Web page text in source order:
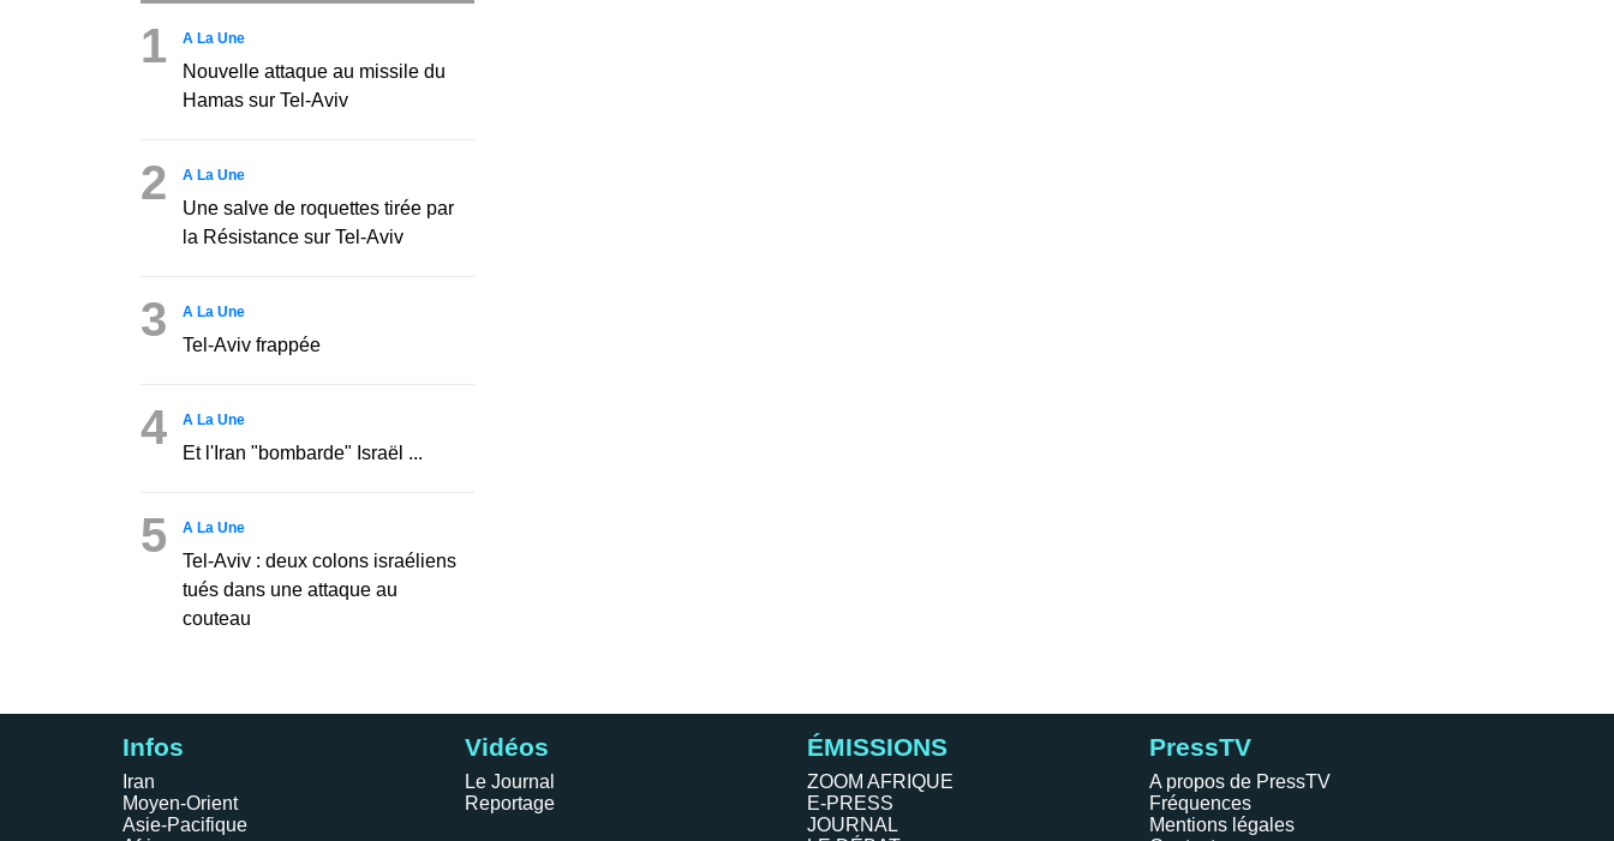
1 A La Une
Nouvelle attaque au missile du
Hamas sur Tel-Aviv
2 A La Une
Une salve de roquettes tirée par
la Résistance sur Tel-Aviv
3 A La Une
Tel-Aviv frappée
4 A La Une
Et l'Iran "bombarde" Israël ...
5 A La Une
Tel-Aviv : deux colons israéliens
tués dans une attaque au
couteau
Infos
Iran
Moyen-Orient
Asie-Pacifique
Vidéos
Le Journal
Reportage
ÉMISSIONS
ZOOM AFRIQUE
E-PRESS
JOURNAL
PressTV
A propos de PressTV
Fréquences
Mentions légales